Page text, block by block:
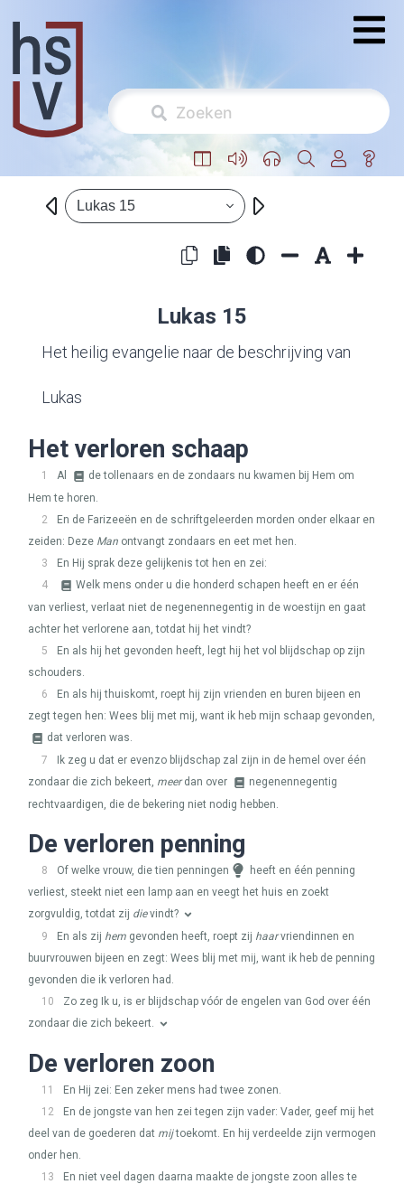
Lukas 15
Lukas 15
Het heilig evangelie naar de beschrijving van
Lukas
Het verloren schaap
1 Al
de tollenaars en de zondaars nu kwamen bij Hem om
Hem te horen.
2
En de Farizeeën en de schriftgeleerden morden onder elkaar en
zeiden: Deze Man ontvangt zondaars en eet met hen.
3
En Hij sprak deze gelijkenis tot hen en zei:
4
Welk mens onder u die honderd schapen heeft en er één
van verliest, verlaat niet de negenennegentig in de woestijn en gaat
achter het verlorene aan, totdat hij het vindt?
5
En als hij het gevonden heeft, legt hij het vol blijdschap op zijn
schouders.
6
En als hij thuiskomt, roept hij zijn vrienden en buren bijeen en
zegt tegen hen: Wees blij met mij, want ik heb mijn schaap gevonden,
dat verloren was.
7
Ik zeg u dat er evenzo blijdschap zal zijn in de hemel over één
zondaar die zich bekeert, meerdan over
negenennegentig
rechtvaardigen, die de bekering niet nodig hebben.
De verloren penning
8 Of welke vrouw, die tien penningen
heeft en één penning
verliest, steekt niet een lamp aan en veegt het huis en zoekt
zorgvuldig, totdat zij dievindt?
9
En als zij hem gevonden heeft, roept zij haarvriendinnen en
buurvrouwen bijeen en zegt: Wees blij met mij, want ik heb de penning
gevonden die ik verloren had.
10
Zo zeg Ik u, is er blijdschap vóór de engelen van God over één
zondaar die zich bekeert.
De verloren zoon
11
En Hij zei: Een zeker mens had twee zonen.
12
En de jongste van hen zei tegen zijn vader: Vader, geef mij het
deel van de goederen dat mijtoekomt. En hij verdeelde zijn vermogen
onder hen.
13
En niet veel dagen daarna maakte de jongste zoon alles te